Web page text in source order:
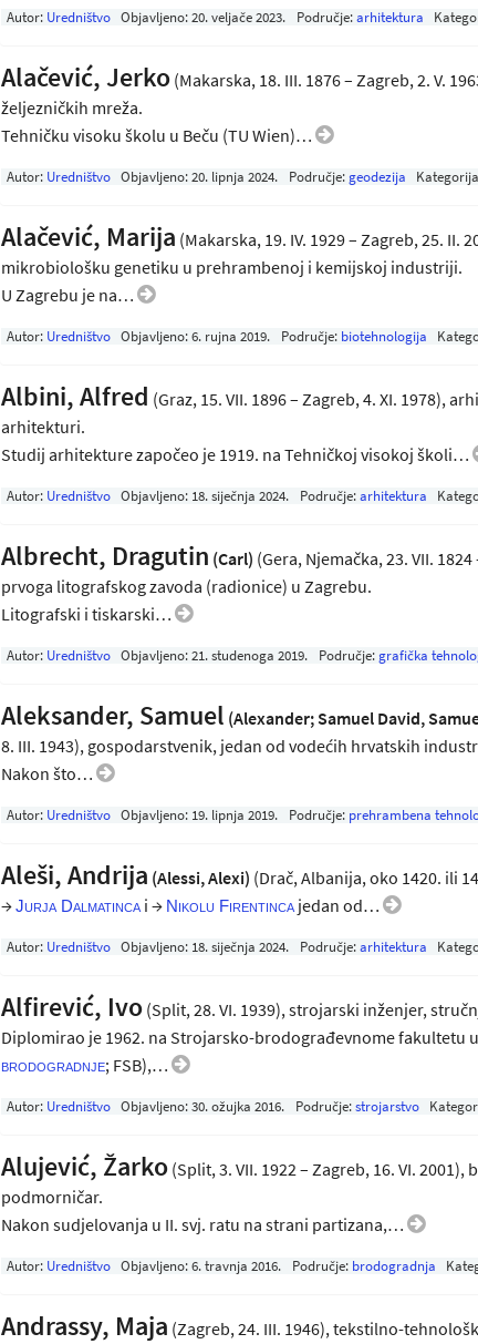
Autor: Uredništvo Objavljeno:20. veljače 2023. Područje: arhitektura
Alačević, Jerko (Makarska, 18. III. 1876 – Zagreb, 2. V.
željezničkih mreža.
Tehničku visoku školu u Beču (TU Wien)…
Autor: Uredništvo Objavljeno:20. lipnja 2024. Područje: geodezija
Alačević, Marija (Makarska, 19. IV. 1929 – Zagreb, 25.
mikrobiološku genetiku u prehrambenoj i kemijskoj industriji.
U Zagrebu je na…
Autor: Uredništvo Objavljeno:6. rujna 2019. Područje: biotehnologija
Albini, Alfred (Graz, 15. VII. 1896 – Zagreb, 4. XI. 1978),
arhitekturi.
Studij arhitekture započeo je 1919. na Tehničkoj visokoj školi…
Autor: Uredništvo Objavljeno: 18. siječnja 2024. Područje: arhitektura
Albrecht, Dragutin (Carl) (Gera, Njemačka, 23. VII.
prvoga litografskog zavoda (radionice) u Zagrebu.
Litografski i tiskarski…
Autor: Uredništvo Objavljeno:21. studenoga 2019. Područje: grafička
Aleksander, Samuel (Alexander; Samuel David,
8. III. 1943), gospodarstvenik, jedan od vodećih hrvatskih
Nakon što…
Autor: Uredništvo Objavljeno: 19. lipnja 2019. Područje: prehrambena
Aleši, Andrija (Alessi, Alexi) (Drač, Albanija, oko 1420. ili
→Jurja Dalmatincai → Nikolu Firentincajedan od…
Autor: Uredništvo Objavljeno: 18. siječnja 2024. Područje: arhitektura
Alfirević, Ivo (Split, 28. VI. 1939), strojarski inženjer,
Diplomirao je 1962. na Strojarsko-brodograđevnome fakultetu
brodogradnje; FSB),…
Autor: Uredništvo Objavljeno:30. ožujka 2016. Područje: strojarstvo
Alujević, Žarko (Split, 3. VII. 1922 – Zagreb, 16. VI.
podmorničar.
Nakon sudjelovanja u II. svj. ratu na strani partizana,…
Autor: Uredništvo Objavljeno:6. travnja 2016. Područje: brodogradnja
Andrassy, Maja (Zagreb, 24. III. 1946), tekstilno-